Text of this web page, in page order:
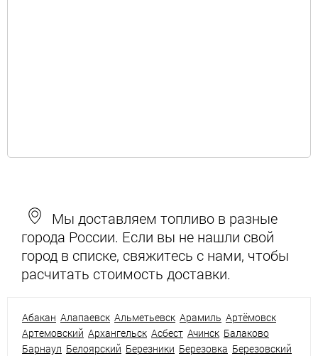
Мы доставляем топливо в разные
города России. Если вы не нашли свой
город в списке, свяжитесь с нами, чтобы
расчитать стоимость доставки.
Абакан Алапаевск Альметьевск Арамиль Артёмовск
Артемовский Архангельск Асбест Ачинск Балаково
Барнаул Белоярский Березники Березовка Березовский